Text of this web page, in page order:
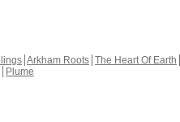
Arkham Roots The Heart Of Earth
Plume